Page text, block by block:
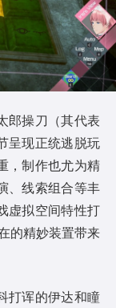
郎操刀（其代表
呈现正统逃脱玩
，制作也尤为精
、线索组合等丰
虚拟空间特性打
的精妙装置带来
打诨的伊达和瞳